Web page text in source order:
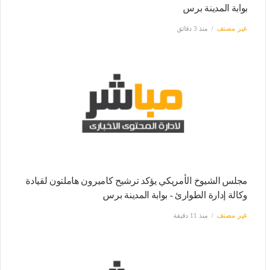
بوابة المدينة برس
غير مصنف منذ 3 دقائق
مجلس الشيوخ الأمريكي يؤكد ترشيح كاميرون هاملتون لقيادة
وكالة إدارة الطوارئ - بوابة المدينة برس
غير مصنف منذ 11 دقيقة